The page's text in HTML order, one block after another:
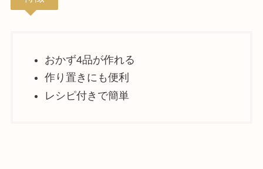
おかず4品が作れる
作り置きにも便利
レシピ付きで簡単